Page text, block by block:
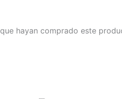
hayan comprado este